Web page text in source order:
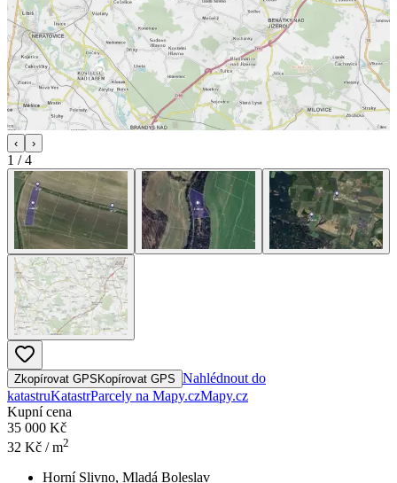
‹ ›
1 /4
Zkopírovat GPSKopírovat GPS Nahlédnout do
katastruKatastrParcely na Mapy.czMapy.cz
Kupní cena
35 000 Kč
32 Kč / m2
Horní Slivno, Mladá Boleslav